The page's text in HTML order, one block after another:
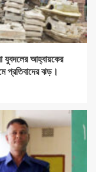
যুবদলের আহ্বায়কের
প্রতিবাদের ঝড়।